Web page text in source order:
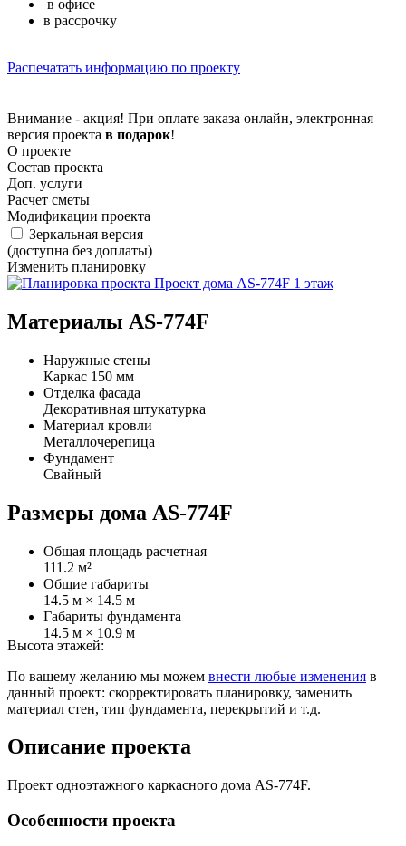
в офисе
в рассрочку
Распечатать информацию по проекту
Внимание - акция! При оплате заказа онлайн, электронная
версия проекта в подарок!
О проекте
Состав проекта
Доп. услуги
Расчет сметы
Модификации проекта
Зеркальная версия
(доступна без доплаты)
Изменить планировку
Материалы AS-774F
Наружные стены
Каркас 150 мм
Отделка фасада
Декоративная штукатурка
Материал кровли
Металлочерепица
Фундамент
Свайный
Размеры дома AS-774F
Общая площадь расчетная
111.2 м²
Общие габариты
14.5 м × 14.5 м
Габариты фундамента
14.5 м × 10.9 м
Высота этажей:
По вашему желанию мы можем внести любые изменения в
данный проект: скорректировать планировку, заменить
материал стен, тип фундамента, перекрытий и т.д.
Описание проекта
Проект одноэтажного каркасного дома AS-774F.
Особенности проекта